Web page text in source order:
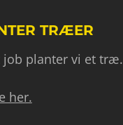
TRÆER
job planter vi et træ.
her.